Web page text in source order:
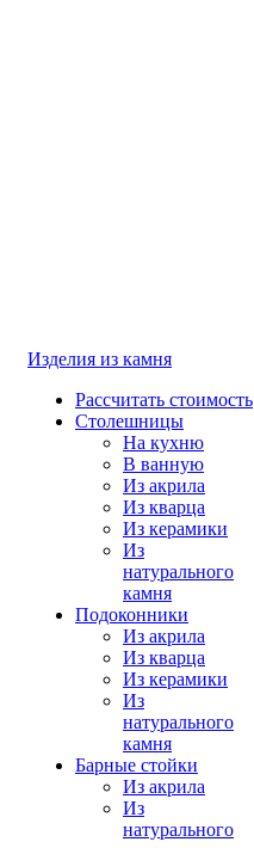
Изделия из камня
Рассчитать стоимость
Столешницы
На кухню
В ванную
Из акрила
Из кварца
Из керамики
Из
натурального
камня
Подоконники
Из акрила
Из кварца
Из керамики
Из
натурального
камня
Барные стойки
Из акрила
Из
натурального